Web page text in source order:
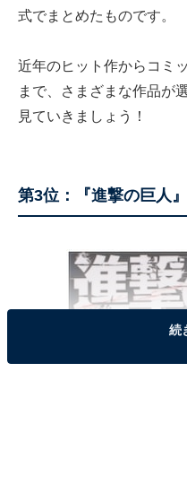
式でまとめたものです。
近年のヒット作からコミ
まで、さまざまな作品が
見ていきましょう！
第3位：『進撃の巨人
続